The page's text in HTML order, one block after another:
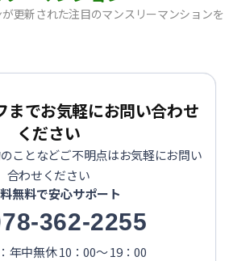
更新された注目のマンスリーマンションを
春日野道】Sステイ三宮東フィール
Sステイ六甲道SOUTH・OL｜禁煙ル
Sステイ本山サンハイツOL｜禁煙
Sステイ神戸住吉本町OL｜禁煙ルーム
Sステイ御影本町OL｜禁煙ルーム・
ステイ三宮東アスヴェル｜禁煙ルー
西宮北口第２｜禁煙ルーム・Wi-Fi
西宮北口第２｜禁煙ルーム・Wi-Fi
イ神戸三宮レガニール｜禁煙ルーム
までお気軽にお問い合わせ
ください
ことなどご不明点はお気軽にお問い
合わせください
無料で安心サポート
362-2255
年中無休 10：00～ 19：00